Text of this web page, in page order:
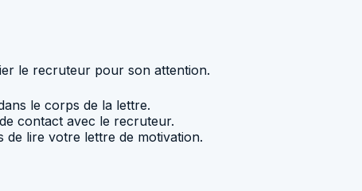
le recruteur pour son attention.
le corps de la lettre.
contact avec le recruteur.
lire votre lettre de motivation.